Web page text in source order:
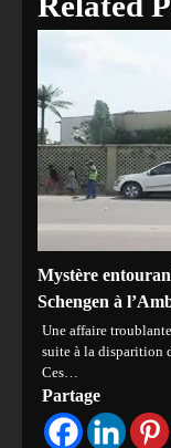
Mystère
Schengen à
Une affaire troublante
suite à la disparition
Ces…
Partage